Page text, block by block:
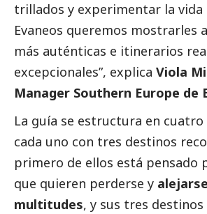
trillados y experimentar la vida
Evaneos queremos mostrarles
más auténticas e itinerarios
excepcionales”, explica Viola
Manager Southern Europe de
La guía se estructura en
cada uno con tres destinos
primero de ellos está pensado
que quieren perderse y
multitudes, y sus tres